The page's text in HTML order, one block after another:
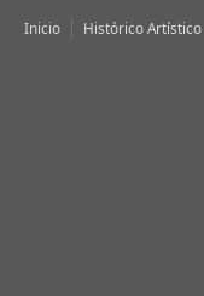
Inicio Histórico Artístico